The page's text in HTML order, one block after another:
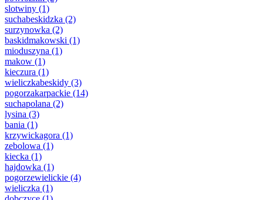
slotwiny (1)
suchabeskidzka (2)
surzynowka (2)
baskidmakowski (1)
mioduszyna (1)
makow (1)
kieczura (1)
wieliczkabeskidy (3)
pogorzakarpackie (14)
suchapolana (2)
lysina (3)
bania (1)
krzywickagora (1)
zebolowa (1)
kiecka (1)
hajdowka (1)
pogorzewielickie (4)
wieliczka (1)